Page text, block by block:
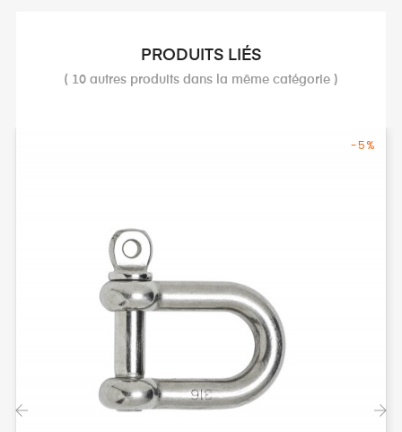
PRODUITS LIÉS
( 10 autres produits dans la même catégorie )
-5%